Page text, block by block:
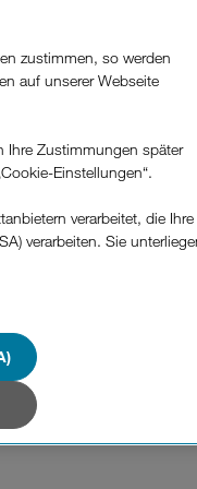
zustimmen, so werden
auf unserer Webseite
Ihre Zustimmungen später
Einstellungen“.
verarbeitet, die Ihre
verarbeiten. Sie
wie in der
wie europäische
Cookies im Einsatz, die